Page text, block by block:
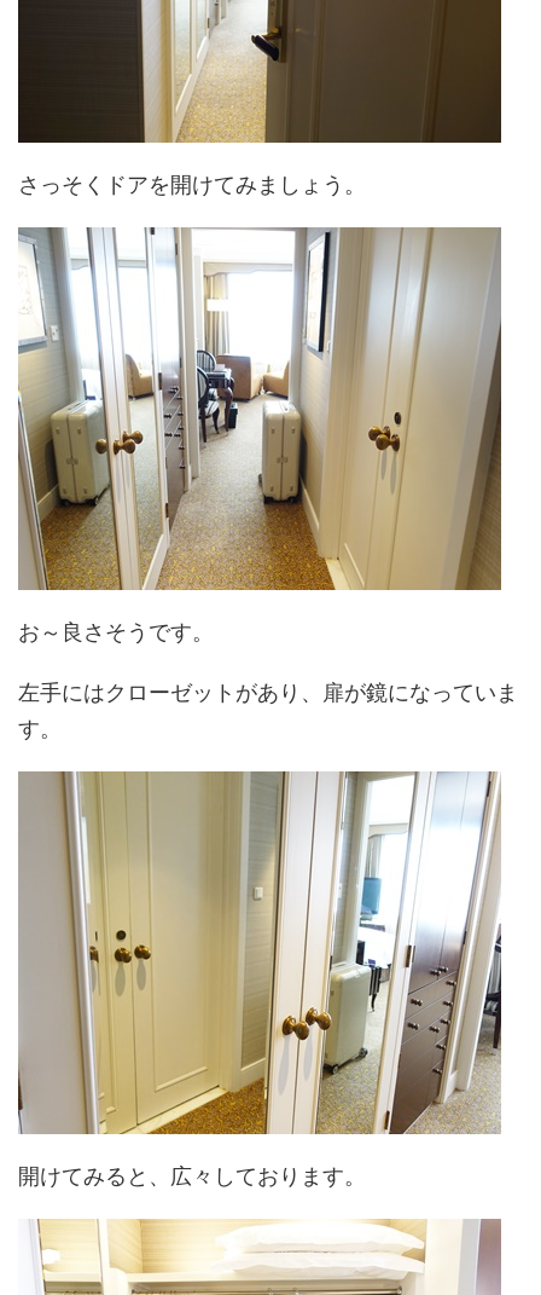
さっそくドアを開けてみましょう。
お～良さそうです。
左手にはクローゼットがあり、扉が鏡になっていま
す。
開けてみると、広々しております。